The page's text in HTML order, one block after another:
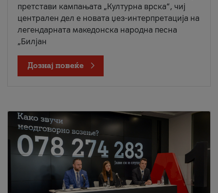
претстави кампањата „Културна врска“, чиј
централен дел е новата џез-интерпретација на
легендарната македонска народна песна
„Билјан
Дознај повеќе